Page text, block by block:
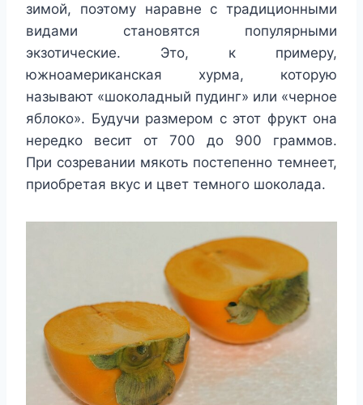
зимой, поэтому наравне с традиционными
видами становятся популярными
экзотические. Это, к примеру,
южноамериканская хурма, которую
называют «шоколадный пудинг» или «черное
яблоко». Будучи размером с этот фрукт она
нередко весит от 700 до 900 граммов.
При созревании мякоть постепенно темнеет,
приобретая вкус и цвет темного шоколада.